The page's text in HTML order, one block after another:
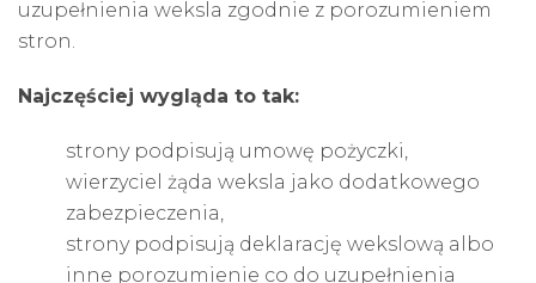
uzupełnienia weksla zgodnie z porozumieniem
stron.
Najczęściej wygląda to tak:
strony podpisują umowę pożyczki,
wierzyciel żąda weksla jako dodatkowego
zabezpieczenia,
strony podpisują deklarację wekslową albo
inne porozumienie co do uzupełnienia